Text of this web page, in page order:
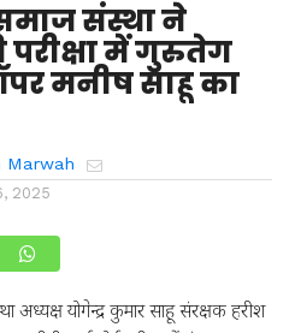
संस्था ने
परीक्षा में गुरुतेग
मनीष साहू का
Marwah
2025
अध्यक्ष योगेन्द्र कुमार साहू संरक्षक हरीश